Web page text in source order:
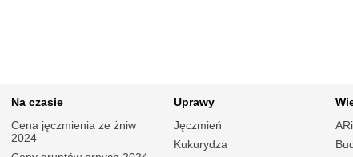
Na czasie
Cena jęczmienia ze żniw
2024
Uprawy
Jęczmień
Kukurydza